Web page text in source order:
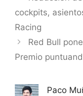
cockpits,
Racing
Red Bull
Premio
Paco